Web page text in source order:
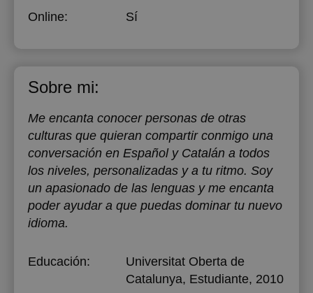
Online: Sí
Sobre mi:
Me encanta conocer personas de otras
culturas que quieran compartir conmigo una
conversación en Español y Catalán a todos
los niveles, personalizadas y a tu ritmo. Soy
un apasionado de las lenguas y me encanta
poder ayudar a que puedas dominar tu nuevo
idioma.
Educación:
Universitat Oberta de
Catalunya, Estudiante, 2010